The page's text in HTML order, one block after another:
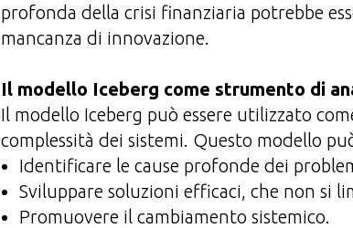
profonda della crisi finanziaria potrebbe
mancanza di innovazione.
Il modello Iceberg come strumento di
Il modello Iceberg può essere utilizzato
complessità dei sistemi. Questo modello
Identificare le cause profonde dei
Sviluppare soluzioni efficaci, che non si
Promuovere il cambiamento sistemico.